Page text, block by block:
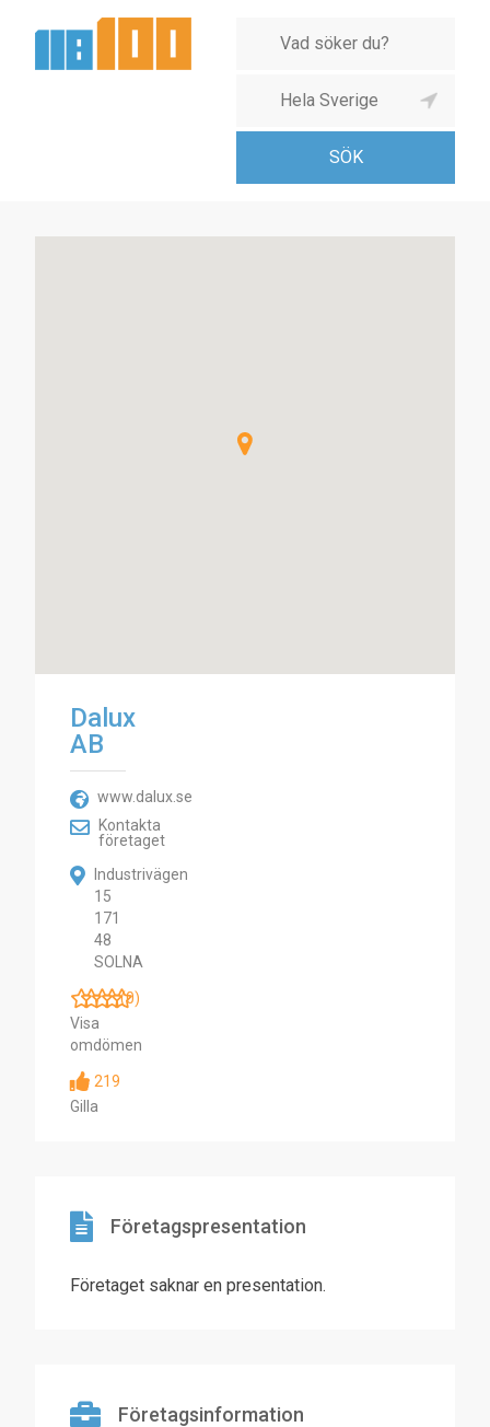
Dalux
AB
www.dalux.se
Kontakta
företaget
Industrivägen
15
171
48
SOLNA
(0)
Visa
omdömen
219
Gilla
Företagspresentation
Företaget saknar en presentation.
Företagsinformation